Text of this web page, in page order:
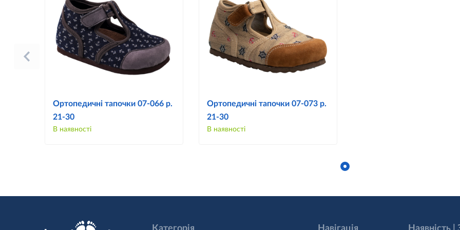
Ортопедичні тапочки 07-066 р.
21-30
В наявності
Ортопедичні тапочки 07-073 р.
21-30
В наявності